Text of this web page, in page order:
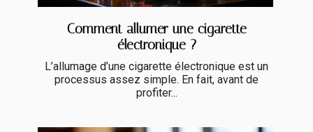
Comment allumer une cigarette
électronique ?
L’allumage d’une cigarette électronique est un
processus assez simple. En fait, avant de
profiter...